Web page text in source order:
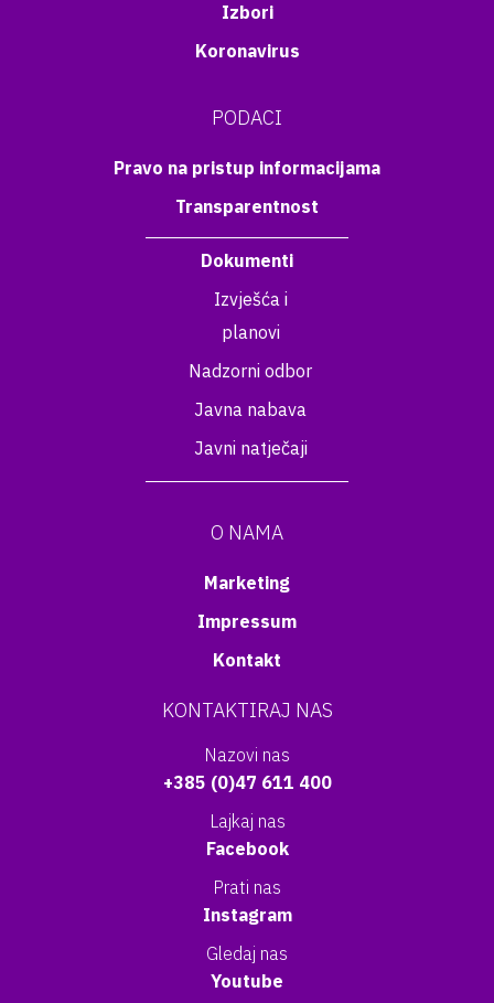
Izbori
Koronavirus
PODACI
Pravo na pristup informacijama
Transparentnost
Dokumenti
Izvješća i
planovi
Nadzorni odbor
Javna nabava
Javni natječaji
O NAMA
Marketing
Impressum
Kontakt
KONTAKTIRAJ NAS
Nazovi nas
+385 (0)47 611 400
Lajkaj nas
Facebook
Prati nas
Instagram
Gledaj nas
Youtube